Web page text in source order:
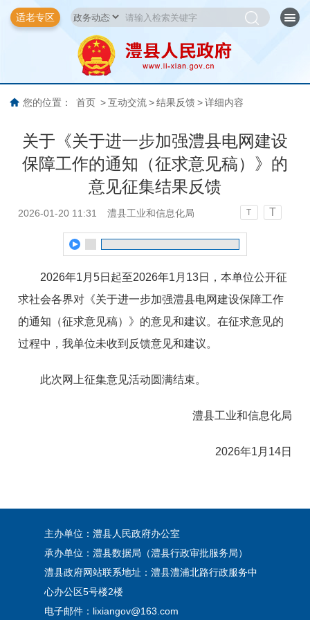
适老专区
您的位置： 首页 > 互动交流 > 结果反馈 > 详细内容
关于《关于进一步加强澧县电网建设
保障工作的通知（征求意见稿）》的
意见征集结果反馈
2026-01-20 11:31 澧县工业和信息化局 T T
2026年1月5日起至2026年1月13日，本单位公开征
求社会各界对《关于进一步加强澧县电网建设保障工作
的通知（征求意见稿）》的意见和建议。在征求意见的
过程中，我单位未收到反馈意见和建议。
此次网上征集意见活动圆满结束。
澧县工业和信息化局
2026年1月14日
主办单位：澧县人民政府办公室
承办单位：澧县数据局（澧县行政审批服务局）
澧县政府网站联系地址：澧县澧浦北路行政服务中
心办公区5号楼2楼
电子邮件：lixiangov@163.com